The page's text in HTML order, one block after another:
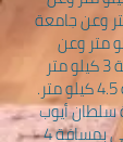
4.5 كيلو متر وعن جامعة
بمسافة 5 كيلو متر وعن
جامعة بيزمي عالم وقف بمسافة 3 كيلو متر
وعن جامعة نيشانتاشي بمسافة 4.5 كيلو متر.
سلطان أيوب
بمسافة 5 كيلو متر وعن بيير لوتي بمسافة 4